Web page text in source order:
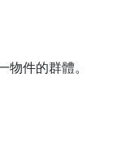
件的群體。